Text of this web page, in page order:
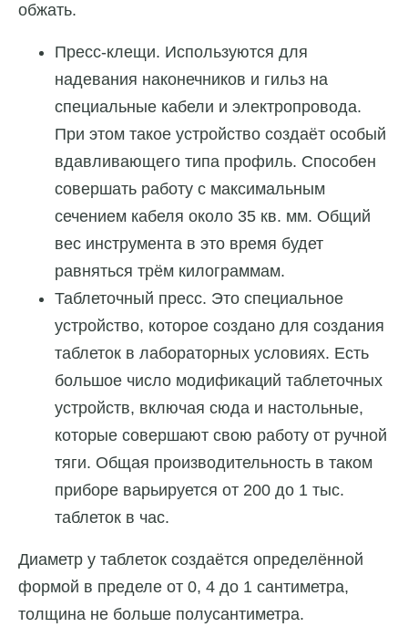
обжать.
Пресс-клещи. Используются для
надевания наконечников и гильз на
специальные кабели и электропровода.
При этом такое устройство создаёт особый
вдавливающего типа профиль. Способен
совершать работу с максимальным
сечением кабеля около 35 кв. мм. Общий
вес инструмента в это время будет
равняться трём килограммам.
Таблеточный пресс. Это специальное
устройство, которое создано для создания
таблеток в лабораторных условиях. Есть
большое число модификаций таблеточных
устройств, включая сюда и настольные,
которые совершают свою работу от ручной
тяги. Общая производительность в таком
приборе варьируется от 200 до 1 тыс.
таблеток в час.
Диаметр у таблеток создаётся определённой
формой в пределе от 0, 4 до 1 сантиметра,
толщина не больше полусантиметра.